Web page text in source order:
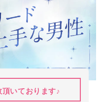
頂いております♪